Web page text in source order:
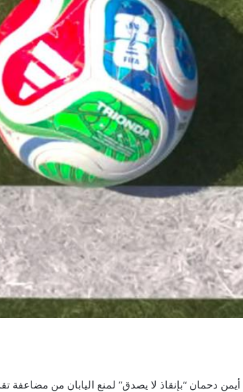
“بإنقاذ لا يصدق” لمنع اليابان من مضاعفة تقدمها بأفضل